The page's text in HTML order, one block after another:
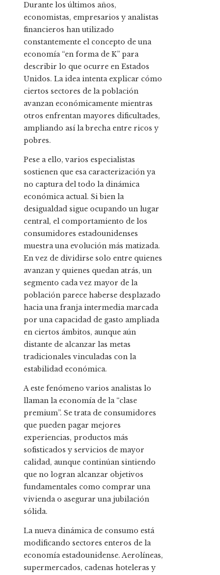
Durante los últimos años,
economistas, empresarios y analistas
financieros han utilizado
constantemente el concepto de una
economía “en forma de K” para
describir lo que ocurre en Estados
Unidos. La idea intenta explicar cómo
ciertos sectores de la población
avanzan económicamente mientras
otros enfrentan mayores dificultades,
ampliando así la brecha entre ricos y
pobres.
Pese a ello, varios especialistas
sostienen que esa caracterización ya
no captura del todo la dinámica
económica actual. Si bien la
desigualdad sigue ocupando un lugar
central, el comportamiento de los
consumidores estadounidenses
muestra una evolución más matizada.
En vez de dividirse solo entre quienes
avanzan y quienes quedan atrás, un
segmento cada vez mayor de la
población parece haberse desplazado
hacia una franja intermedia marcada
por una capacidad de gasto ampliada
en ciertos ámbitos, aunque aún
distante de alcanzar las metas
tradicionales vinculadas con la
estabilidad económica.
A este fenómeno varios analistas lo
llaman la economía de la “clase
premium”. Se trata de consumidores
que pueden pagar mejores
experiencias, productos más
sofisticados y servicios de mayor
calidad, aunque continúan sintiendo
que no logran alcanzar objetivos
fundamentales como comprar una
vivienda o asegurar una jubilación
sólida.
La nueva dinámica de consumo está
modificando sectores enteros de la
economía estadounidense. Aerolíneas,
supermercados, cadenas hoteleras y